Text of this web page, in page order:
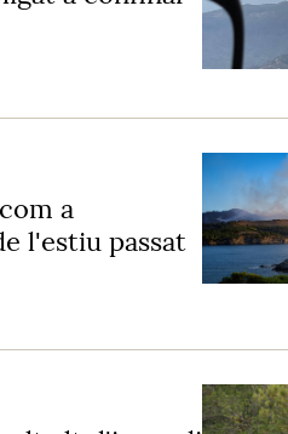
a
l'estiu passat